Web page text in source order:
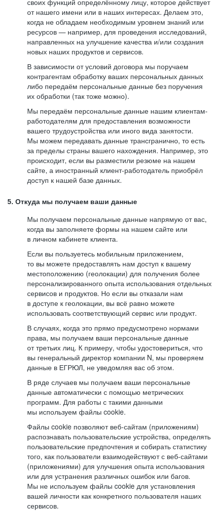
своих функций определённому лицу, которое действует
от нашего имени или в наших интересах. Делаем это,
когда не обладаем необходимым уровнем знаний или
ресурсов — например, для проведения исследований,
направленных на улучшение качества и/или создания
новых наших продуктов и сервисов.
В зависимости от условий договора мы поручаем
контрагентам обработку ваших персональных данных
либо передаём персональные данные без поручения
их обработки (так тоже можно).
Мы передаём персональные данные нашим клиентам-
работодателям для предоставления возможности
вашего трудоустройства или иного вида занятости.
Мы можем передавать данные трансгранично, то есть
за пределы страны вашего нахождения. Например, это
происходит, если вы разместили резюме на нашем
сайте, а иностранный клиент-работодатель приобрёл
доступ к нашей базе данных.
5. Откуда мы получаем ваши данные
Мы получаем персональные данные напрямую от вас,
когда вы заполняете формы на нашем сайте или
в личном кабинете клиента.
Если вы пользуетесь мобильным приложением,
то вы можете предоставлять нам доступ к вашему
местоположению (геолокации) для получения более
персонализированного опыта использования отдельных
сервисов и продуктов. Но если вы отказали нам
в доступе к геолокации, вы всё равно можете
использовать соответствующий сервис или продукт.
В случаях, когда это прямо предусмотрено нормами
права, мы получаем ваши персональные данные
от третьих лиц. К примеру, чтобы удостовериться, что
вы генеральный директор компании N, мы проверяем
данные в ЕГРЮЛ, не уведомляя вас об этом.
В ряде случаев мы получаем ваши персональные
данные автоматически с помощью метрических
программ. Для работы с такими данными
мы используем файлы cookie.
Файлы cookie позволяют веб-сайтам (приложениям)
распознавать пользовательские устройства, определять
пользовательские предпочтения и собирать статистику
того, как пользователи взаимодействуют с веб-сайтами
(приложениями) для улучшения опыта использования
или для устранения различных ошибок или багов.
Мы не используем файлы cookie для установления
вашей личности как конкретного пользователя наших
сервисов.